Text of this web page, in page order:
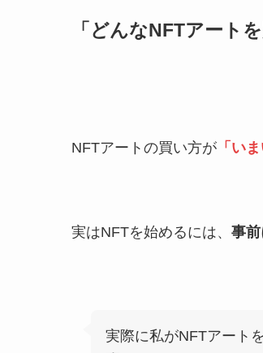
「どんなNFTアート
NFTアートの買い方が 「い
実はNFTを始めるには、 事
実際に私がNFTアート